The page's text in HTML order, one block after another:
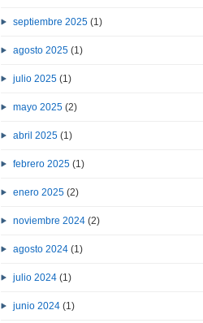
septiembre 2025 (1)
agosto 2025 (1)
julio 2025 (1)
mayo 2025 (2)
abril 2025 (1)
febrero 2025 (1)
enero 2025 (2)
noviembre 2024 (2)
agosto 2024 (1)
julio 2024 (1)
junio 2024 (1)